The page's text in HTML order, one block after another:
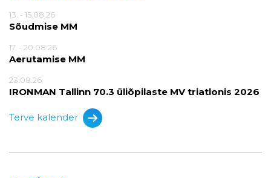
13. - 15.08.26
Sõudmise MM
17. - 20.08.26
Aerutamise MM
23.08.26
IRONMAN Tallinn 70.3 üliõpilaste MV triatlonis 2026
Terve kalender